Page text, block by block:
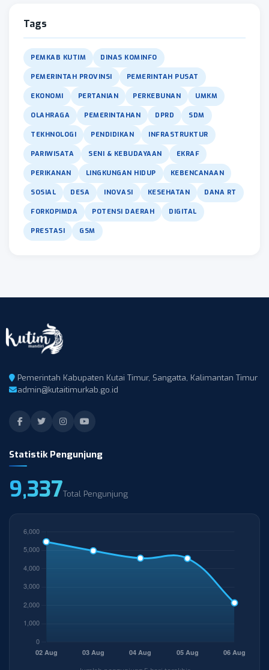
Tags
PEMKAB KUTIM DINAS KOMINFO
PEMERINTAH PROVINSI PEMERINTAH PUSAT
EKONOMI PERTANIAN PERKEBUNAN UMKM
OLAHRAGA PEMERINTAHAN DPRD SDM
TEKHNOLOGI PENDIDIKAN INFRASTRUKTUR
PARIWISATA SENI & KEBUDAYAAN EKRAF
PERIKANAN LINGKUNGAN HIDUP KEBENCANAAN
SOSIAL DESA INOVASI KESEHATAN DANA RT
FORKOPIMDA POTENSI DAERAH DIGITAL
PRESTASI GSM
Pemerintah Kabupaten Kutai Timur, Sangatta, Kalimantan Timur
admin@kutaitimurkab.go.id
Statistik Pengunjung
9,337Total Pengunjung